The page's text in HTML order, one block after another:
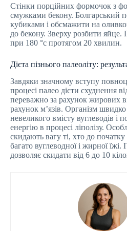
Стінки порційних формочок з
смужками бекону. Болгарський
кубиками і обсмажити на
до бекону. Зверху розбити яйце.
при 180 °с протягом 20 хвилин.
Дієта пізнього палеоліту:
Завдяки значному вступу
процесі палео дієти схуднення
переважно за рахунок жирових
рахунок м’язів. Організм
невеликого вмісту вуглеводів і
енергію в процесі ліполізу.
скидають вагу ті, хто до
багато вуглеводної і жирної їжі.
дозволяє скидати від 6 до 10